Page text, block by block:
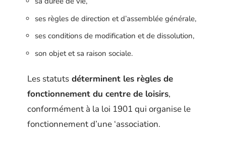
ses règles de direction et d’assemblée générale,
ses conditions de modification et de dissolution,
son objet et sa raison sociale.
Les statuts déterminent les règles de
fonctionnement du centre de loisirs,
conformément à la loi 1901 qui organise le
fonctionnement d’une ‘association.